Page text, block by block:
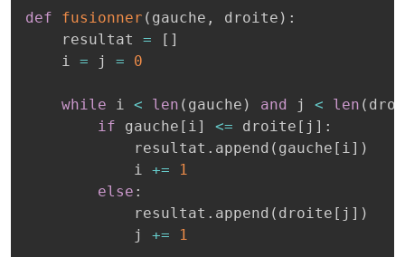
def fusionner ( gauche , droite ) :
    resultat
= [ ]
    i
= j = 0
while i < len ( gauche ) and j < len (
if gauche [ i ] <= droite [ j ] :
            resultat
. append ( gauche [ i ] )
            i
+=
1
else :
            resultat
. append ( droite [ j ] )
            j
+= 1